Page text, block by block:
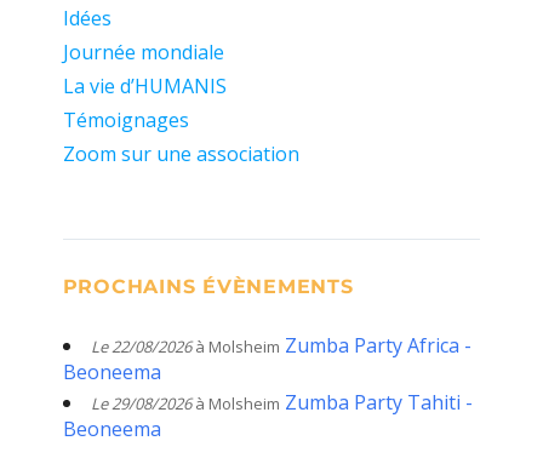
Idées
Journée mondiale
La vie d’HUMANIS
Témoignages
Zoom sur une association
PROCHAINS ÉVÈNEMENTS
Le 22/08/2026à Molsheim Zumba Party Africa -
Beoneema
Le 29/08/2026à Molsheim Zumba Party Tahiti -
Beoneema